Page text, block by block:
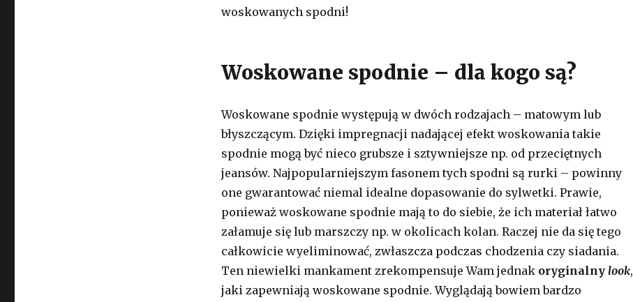
woskowanych spodni!
Woskowane spodnie – dla kogo są?
Woskowane spodnie występują w dwóch rodzajach – matowym lub
błyszczącym. Dzięki impregnacji nadającej efekt woskowania takie
spodnie mogą być nieco grubsze i sztywniejsze np. od przeciętnych
jeansów. Najpopularniejszym fasonem tych spodni są rurki – powinny
one gwarantować niemal idealne dopasowanie do sylwetki. Prawie,
ponieważ woskowane spodnie mają to do siebie, że ich materiał łatwo
załamuje się lub marszczy np. w okolicach kolan. Raczej nie da się tego
całkowicie wyeliminować, zwłaszcza podczas chodzenia czy siadania.
Ten niewielki mankament zrekompensuje Wam jednak oryginalny look,
jaki zapewniają woskowane spodnie. Wyglądają bowiem bardzo